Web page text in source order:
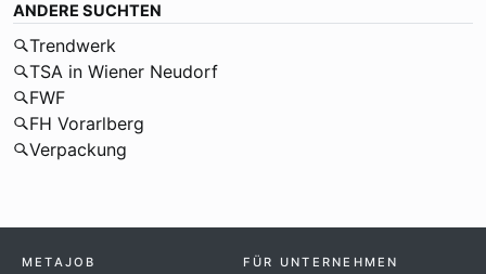
ANDERE SUCHTEN
Trendwerk
TSA in Wiener Neudorf
FWF
FH Vorarlberg
Verpackung
METAJOB FÜR UNTERNEHMEN